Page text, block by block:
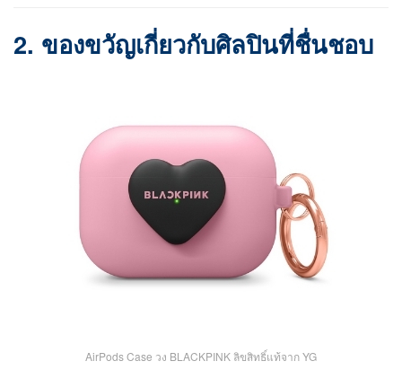
2. ของขวัญเกี่ยวกับศิลปินที่ชื่นชอบ
AirPods Case วง BLACKPINK ลิขสิทธิ์แท้จาก YG